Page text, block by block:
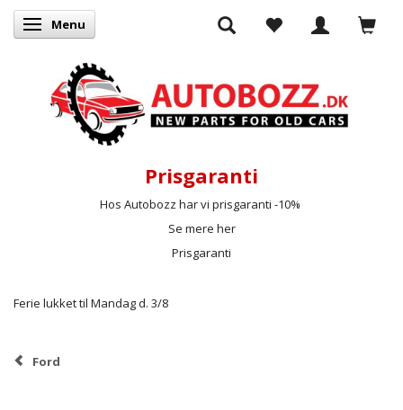
Skifte navigation
Menu
Prisgaranti
Hos Autobozz har vi prisgaranti -10%
Se mere her
Prisgaranti
Ferie lukket til Mandag d. 3/8
Ford